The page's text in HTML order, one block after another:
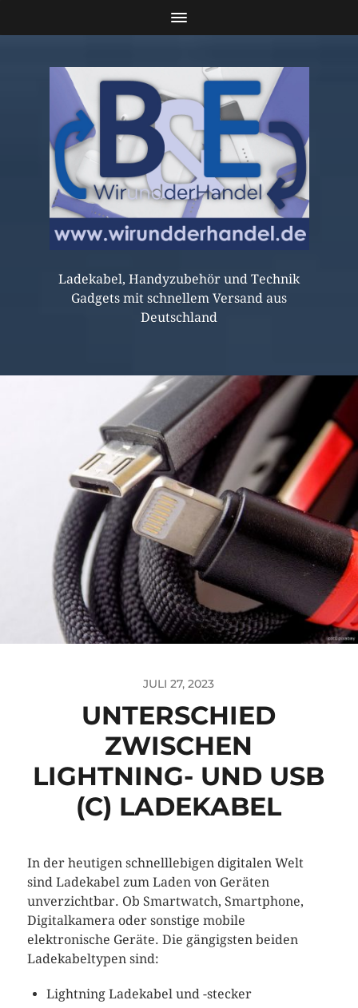
Ladekabel, Handyzubehör und Technik
Gadgets mit schnellem Versand aus
Deutschland
JULI 27, 2023
UNTERSCHIED
ZWISCHEN
LIGHTNING- UND USB
(C) LADEKABEL
In der heutigen schnelllebigen digitalen Welt
sind Ladekabel zum Laden von Geräten
unverzichtbar. Ob Smartwatch, Smartphone,
Digitalkamera oder sonstige mobile
elektronische Geräte. Die gängigsten beiden
Ladekabeltypen sind:
Lightning Ladekabel und -stecker